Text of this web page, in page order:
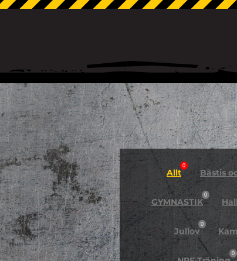
Allt
0
Bästis
GYMNASTIK
0
Jullov
0
0